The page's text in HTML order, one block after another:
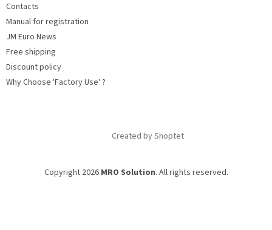
Contacts
Manual for registration
JM Euro News
Free shipping
Discount policy
Why Choose 'Factory Use' ?
Created by Shoptet
Copyright 2026 MRO Solution. All rights reserved.